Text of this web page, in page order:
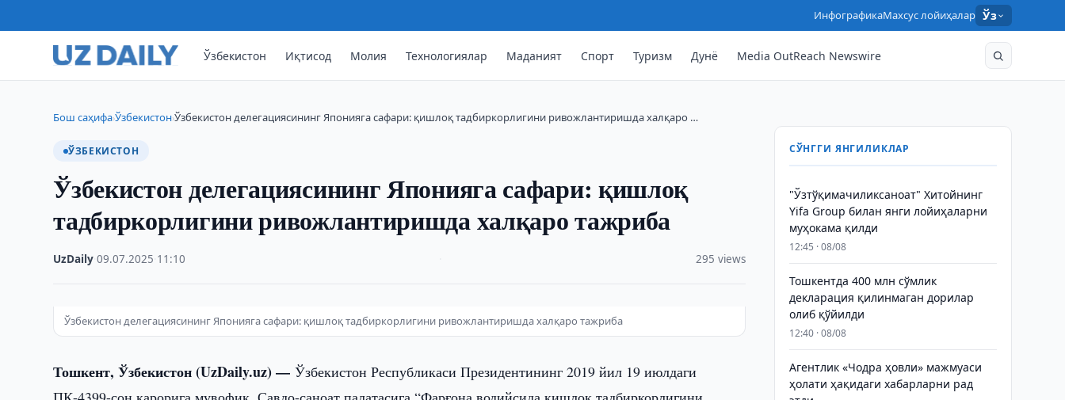
ИнфографикаМахсус лойиҳалар Ўз
Ўзбекистон Иқтисод Молия Технологиялар Маданият Спорт Туризм Дунё Media OutReach Newswire
Бош саҳифа›Ўзбекистон›Ўзбекистон делегациясининг Японияга сафари: қишлоқ тадбиркорлигини ривожлантиришда халқаро …
ЎЗБЕКИСТОН
Ўзбекистон делегациясининг Японияга сафари: қишлоқ
тадбиркорлигини ривожлантиришда халқаро тажриба
UzDaily ·09.07.2025 11:10 295 views
Ўзбекистон делегациясининг Японияга сафари: қишлоқ тадбиркорлигини ривожлантиришда халқаро тажриба
Тошкент, Ўзбекистон (UzDaily.uz) —Ўзбекистон Республикаси Президентининг 2019 йил 19 июлдаги
СЎНГГИ ЯНГИЛИКЛАР
"Ўзтўқимачиликсаноат" Хитойнинг
Yifa Group билан янги лойиҳаларни
муҳокама қилди
12:45 · 08/08
Тошкентда 400 млн сўмлик
декларация қилинмаган дорилар
олиб қўйилди
12:40 · 08/08
Агентлик «Чодра ҳовли» мажмуаси
ҳолати ҳақидаги хабарларни рад